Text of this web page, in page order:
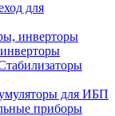
для
для ИБП
приборы